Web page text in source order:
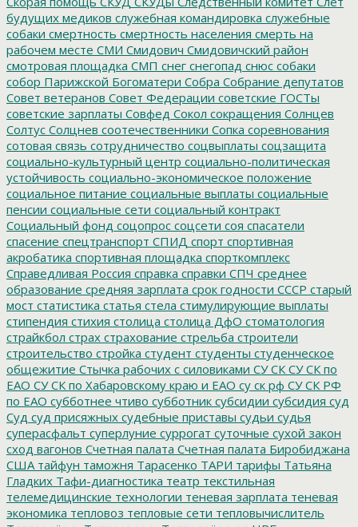
будущих медиков служебная командировка служебные
собаки смертность смертность населения смерть на
рабочем месте СМИ Смидович Смидовичский район
смотровая площадка СМП снег снегопад снюс собаки
собор Парижской Богоматери Собра Собрание депутатов
Совет ветеранов Совет Федерации советские ГОСТы
советские зарплаты Совфед Сокол сокращения Солнцев
Солтус Солцнев соотечественники Сопка соревнования
сотовая связь сотрудничество соцвыплаты соцзащита
социально-культурный центр социально-политическая
устойчивость социально-экономическое положение
социальное питание социальные выплаты социальные
пенсии социальные сети социальный контракт
Социальный фонд соцопрос соцсети соя спасатели
спасение спецтранспорт СПИД спорт спортивная
акробатика спортивная площадка спорткомплекс
Справедливая Россия справка справки СПЧ среднее
образование средняя зарплата срок годности СССР старый
мост статистика статья стела стимулирующие выплаты
стипендия стихия столица столица ДфО стоматология
страйкбол страх страхование стрельба строители
строительство стройка студент студенты студенческое
общежитие Стычка рабочих с силовиками СУ СК СУ СК по
ЕАО СУ СК по Хабаровскому краю и ЕАО су ск рф СУ СК РФ
по ЕАО субботнее чтиво субботник субсидии субсидия суд
Суд суд присяжных судебные приставы судьи судья
суперасфальт суперлуние суррогат суточные сухой закон
сход вагонов Счетная палата Счетная палата Биробиджана
США тайфун таможня Тарасенко ТАРИ тарифы Татьяна
Гладких Тафи-диагностика театр текстильная
телемедицинские технологии теневая зарплата теневая
экономика тепловоз тепловые сети тепловычислитель